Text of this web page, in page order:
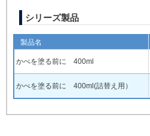
シリーズ製品
製品名
かべを塗る前に 400ml
かべを塗る前に 400ml(詰替え用）